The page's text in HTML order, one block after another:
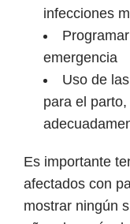
infecciones
emergencia
Uso de
para el
Es importante
afectados con
mostrar ningún